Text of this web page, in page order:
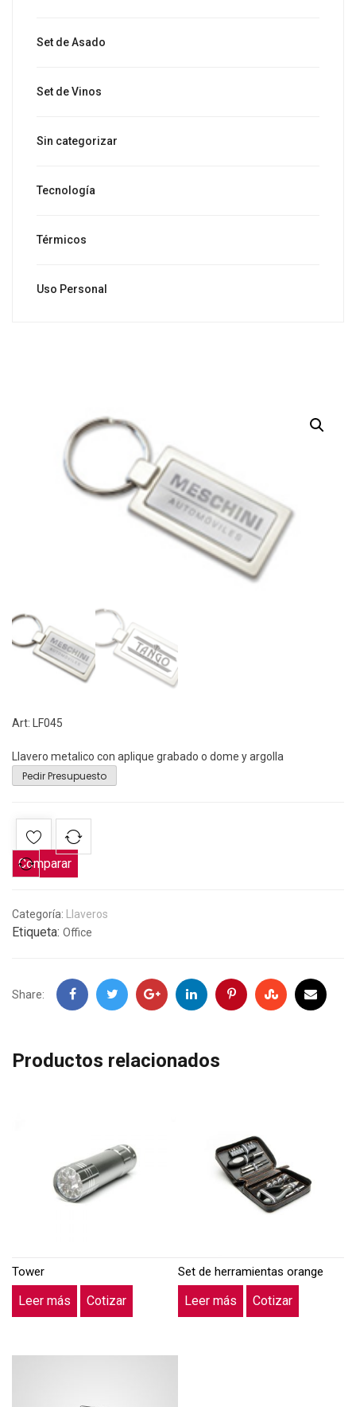
Art: LF045
Llavero metalico con aplique grabado o dome y argolla
Pedir Presupuesto
Comparar
Categoría: Llaveros
Etiqueta: Office
Share: FacebookTwitter GoogleLinkedInPinterestStumbleupon
Email
Productos relacionados
Tower
Leer más Cotizar
Set de herramientas orange
Leer más Cotizar
Set de Asado
Set de Vinos
Sin categorizar
Tecnología
Térmicos
Uso Personal